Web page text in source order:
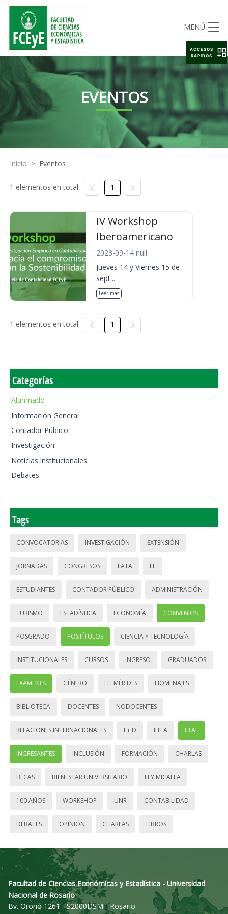
MENÚ
EVENTOS
Inicio > Eventos
1 elementos en total: 1
IV Workshop
Iberoamericano
2023-09-14 null
Jueves 14 y Viernes 15 de
sept...
Leer más
1 elementos en total: 1
Categorías
Alumnado
Información General
Contador Público
Investigación
Noticias institucionales
Debates
Tags
CONVOCATORIAS INVESTIGACIÓN EXTENSIÓN
JORNADAS CONGRESOS IIATA IIE
ESTUDIANTES CONTADOR PÚBLICO ADMINISTRACIÓN
TURISMO ESTADÍSTICA ECONOMÍA CONVENIOS
POSGRADO POSTÍTULOS CIENCIA Y TECNOLOGÍA
INSTITUCIONALES CURSOS INGRESO GRADUADOS
EXÁMENES GÉNERO EFEMÉRIDES HOMENAJES
BIBLIOTECA DOCENTES NODOCENTES
RELACIONES INTERNACIONALES I + D IITEA IITAE
INGRESANTES INCLUSIÓN FORMACIÓN CHARLAS
BECAS BIENESTAR UNIVERSITARIO LEY MICAELA
100 AÑOS WORKSHOP UNR CONTABILIDAD
DEBATES OPINIÓN CHARLAS LIBROS
Facultad de Ciencias Económicas y Estadística - Universidad
Nacional de Rosario
Bv. Oroño 1261 - S2000DSM - Rosario
ACCESOS
RAPIDOS